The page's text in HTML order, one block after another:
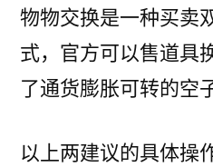
物物交换是一种买卖
式，官方可以售道具
了通货膨胀可转的空
以上两建议的具体操